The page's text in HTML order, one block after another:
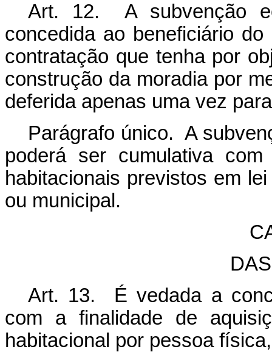
Art. 12. A subvenção
concedida ao beneficiário
contratação que tenha por
construção da moradia por
deferida apenas uma vez
Parágrafo único. A
poderá ser cumulativa
habitacionais previstos em
ou municipal.
Art. 13. É vedada a
com a finalidade de
habitacional por pessoa